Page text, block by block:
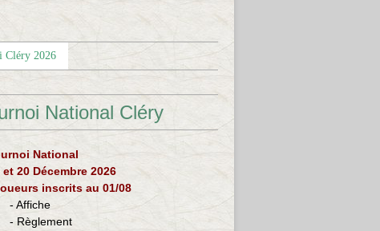
Cléry 2026
National Cléry
National
et 20 Décembre 2026
inscrits au 01/08
- Affiche
- Règlement